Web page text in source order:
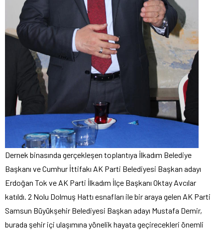
Dernek binasında gerçekleşen toplantıya İlkadım Belediye
Başkanı ve Cumhur İttifakı AK Parti Belediyesi Başkan adayı
Erdoğan Tok ve AK Parti İlkadım İlçe Başkanı Oktay Avcılar
katıldı. 2 Nolu Dolmuş Hattı esnafları ile bir araya gelen AK Parti
Samsun Büyükşehir Belediyesi Başkan adayı Mustafa Demir,
burada şehir içi ulaşımına yönelik hayata geçirecekleri önemli